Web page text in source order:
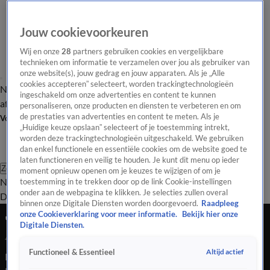
Nieuws van de DagOpinie van de Dag Onze categorieën Laatste
afleveringVideo's Nieuws van de Dag Podcast
Volg Nieuws van de Dag
Zoeken
Nieuws van de DagOpinie van de
Dag
Video'sUitzendingen PodcastPanelContact
'We zijn politiek dakloos'
4 juni 2025, 19:11
De Tweede Kamer debatteert de hele dag over de val van het
Jouw cookievoorkeuren
Wij en onze28 partners gebruiken cookies en vergelijkbare
technieken om informatie te verzamelen over jou als gebruiker van
onze website(s), jouw gedrag en jouw apparaten. Als je „Alle
cookies accepteren” selecteert, worden trackingtechnologieën
ingeschakeld om onze advertenties en content te kunnen
personaliseren, onze producten en diensten te verbeteren en om
de prestaties van advertenties en content te meten. Als je
„Huidige keuze opslaan” selecteert of je toestemming intrekt,
worden deze trackingtechnologieën uitgeschakeld. We gebruiken
dan enkel functionele en essentiële cookies om de website goed te
laten functioneren en veilig te houden. Je kunt dit menu op ieder
moment opnieuw openen om je keuzes te wijzigen of om je
toestemming in te trekken door op de link Cookie-instellingen
onder aan de webpagina te klikken. Je selecties zullen overal
binnen onze Digitale Diensten worden doorgevoerd. Raadpleeg
onze Cookieverklaring voor meer informatie.
Bekijk hier onze
Digitale Diensten.
Functioneel & Essentieel Altijd actief